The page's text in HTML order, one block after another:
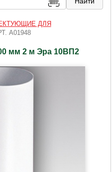
ДЛЯ
A01948
мм 2 м Эра 10ВП2